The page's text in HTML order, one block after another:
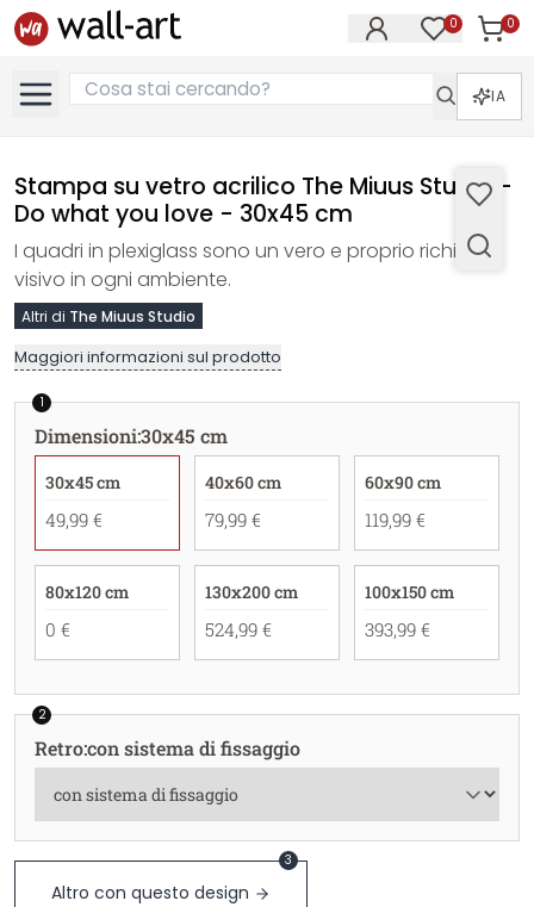
0 0
IA
Stampa su vetro acrilico The Miuus Studio -
Do what you love - 30x45 cm
I quadri in plexiglass sono un vero e proprio richiamo
visivo in ogni ambiente.
Altri di The Miuus Studio
Maggiori informazioni sul prodotto
1
Dimensioni:30x45 cm
30x45 cm
49,99 €
40x60 cm
79,99 €
60x90 cm
119,99 €
80x120 cm
0 €
130x200 cm
524,99 €
100x150 cm
393,99 €
2
Retro:con sistema di fissaggio
Altro con questo design
3